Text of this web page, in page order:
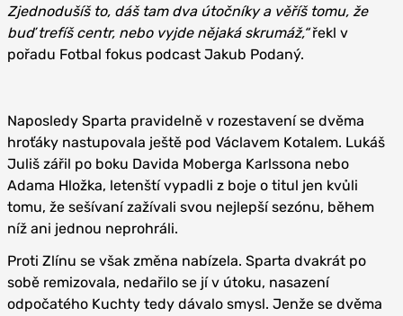
Zjednodušíš to, dáš tam dva útočníky a věříš tomu, že
buď trefíš centr, nebo vyjde nějaká skrumáž,“řekl v
pořadu Fotbal fokus podcast Jakub Podaný.
Naposledy Sparta pravidelně v rozestavení se dvěma
hroťáky nastupovala ještě pod Václavem Kotalem. Lukáš
Juliš zářil po boku Davida Moberga Karlssona nebo
Adama Hložka, letenští vypadli z boje o titul jen kvůli
tomu, že sešívaní zažívali svou nejlepší sezónu, během
níž ani jednou neprohráli.
Proti Zlínu se však změna nabízela. Sparta dvakrát po
sobě remizovala, nedařilo se jí v útoku, nasazení
odpočatého Kuchty tedy dávalo smysl. Jenže se dvěma